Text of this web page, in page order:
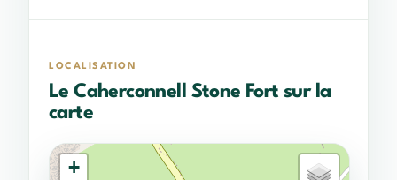
LOCALISATION
Le Caherconnell Stone Fort sur la
carte
+